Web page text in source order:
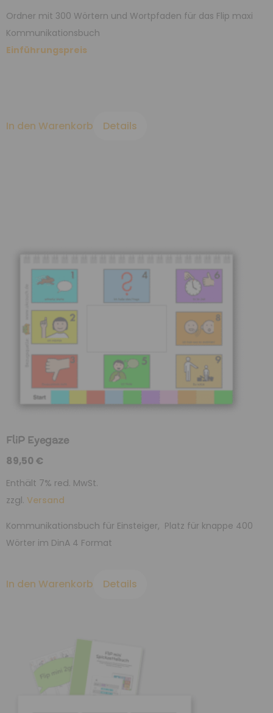
Ordner mit 300 Wörtern und Wortpfaden für das Flip maxi
Kommunikationsbuch
Einführungspreis
In den Warenkorb Details
FliP Eyegaze
89,50€
Enthält 7% red. MwSt.
zzgl. Versand
Kommunikationsbuch für Einsteiger, Platz für knappe 400
Wörter im DinA 4 Format
In den Warenkorb Details